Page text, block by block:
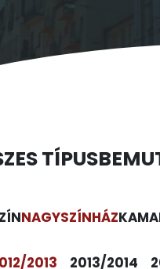
TÍPUS
NAGYSZÍNHÁZ
2013 2013/2014